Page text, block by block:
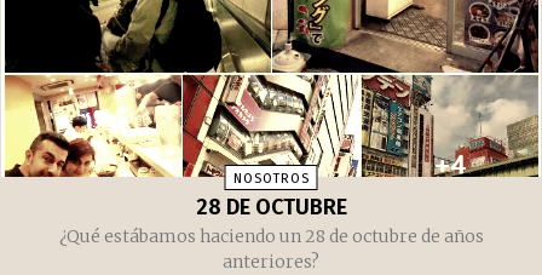
NOSOTROS
28 DE OCTUBRE
¿Qué estábamos haciendo un 28 de octubre de años
anteriores?